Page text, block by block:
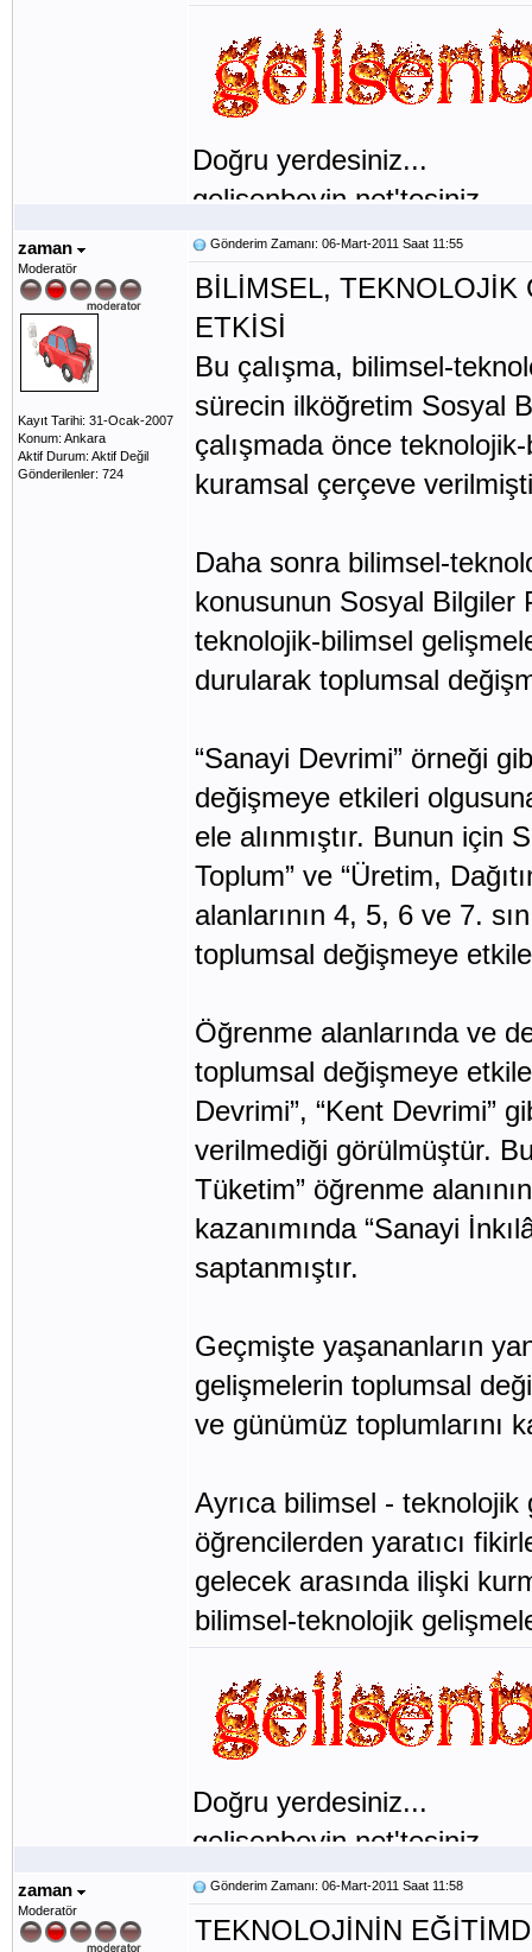
Doğru yerdesiniz...
gelisenbeyin.net'tesiniz...
zaman
Moderatör
Kayıt Tarihi: 31-Ocak-2007
Konum: Ankara
Aktif Durum: Aktif Değil
Gönderilenler: 724
Gönderim Zamanı: 06-Mart-2011 Saat 11:55
BİLİMSEL, TEKNOLOJİK
ETKİSİ
Bu çalışma, bilimsel-
sürecin ilköğretim Sosyal
çalışmada önce
kuramsal çerçeve
Daha sonra bilimsel-
konusunun Sosyal Bilgiler
teknolojik-bilimsel
durularak toplumsal
“Sanayi Devrimi” örneği
değişmeye etkileri
ele alınmıştır. Bunun için
Toplum” ve “Üretim,
alanlarının 4, 5, 6 ve 7.
toplumsal değişmeye
Öğrenme alanlarında ve
toplumsal değişmeye
Devrimi”, “Kent Devrimi”
verilmediği görülmüştür.
Tüketim” öğrenme
kazanımında “Sanayi
saptanmıştır.
Geçmişte yaşananların
gelişmelerin toplumsal
ve günümüz toplumlarını
Ayrıca bilimsel -
öğrencilerden yaratıcı
gelecek arasında ilişki
bilimsel-teknolojik
Doğru yerdesiniz...
gelisenbeyin.net'tesiniz...
zaman
Moderatör
Gönderim Zamanı: 06-Mart-2011 Saat 11:58
TEKNOLOJİNİN